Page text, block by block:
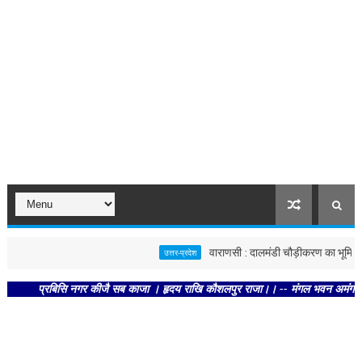
उत्तर-प्रदेश वाराणसी : दालमंडी चौड़ीकरण का भूमि पूजन,
प्रबिसि नगर कीजै सब काजा । हृदय राखि कौशलपुर राजा।। -- मंगल भवन अमंगल